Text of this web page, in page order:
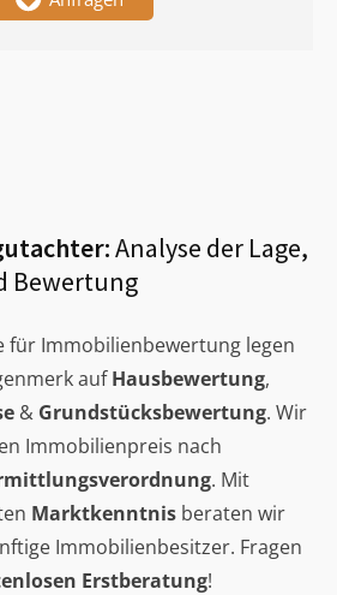
Analyse der Lage,
Bewertung
für Immobilienbewertung legen
aufHausbewertung,
& Grundstücksbewertung. Wir
Immobilienpreis nach
. Mit
Marktkenntnis beraten wir
Immobilienbesitzer. Fragen
Erstberatung!